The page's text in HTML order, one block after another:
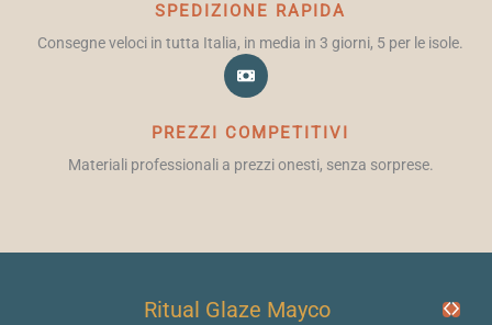
SPEDIZIONE RAPIDA
Consegne veloci in tutta Italia, in media in 3 giorni, 5 per le isole.
PREZZI COMPETITIVI
Materiali professionali a prezzi onesti, senza sorprese.
Ritual Glaze Mayco